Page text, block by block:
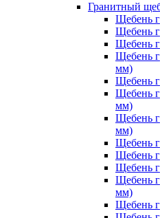
Гранитный
Щебень
Щебень
Щебень
Щебень
мм)
Щебень
Щебень
мм)
Щебень
мм)
Щебень
Щебень
Щебень
Щебень
мм)
Щебень